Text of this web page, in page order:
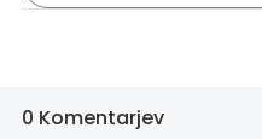
0 Komentarjev